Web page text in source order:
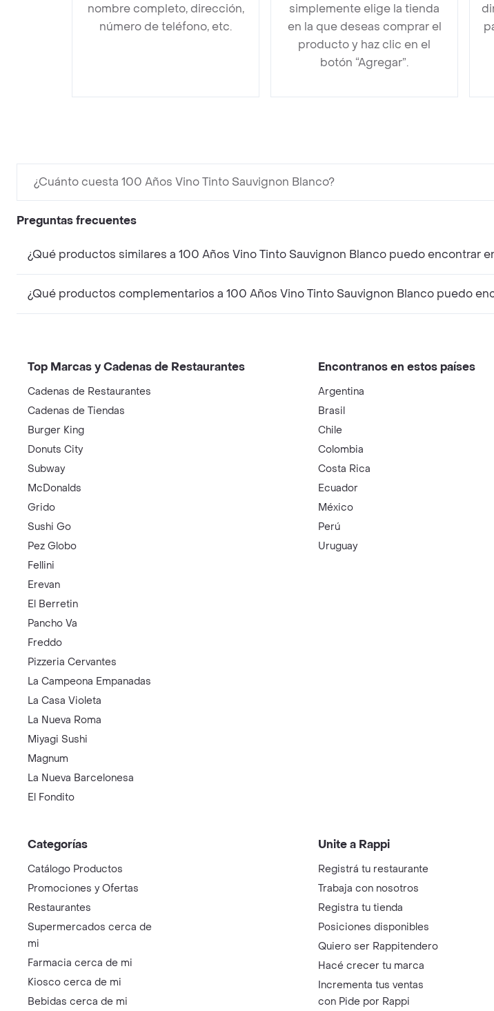
nombre completo, dirección,
número de teléfono, etc.
simplemente elige la tienda
en la que deseas comprar el
producto y haz clic en el
botón “Agregar”.
¿Cuánto cuesta 100 Años Vino Tinto Sauvignon Blanco?
Preguntas frecuentes
¿Qué productos similares a 100 Años Vino Tinto Sauvignon Blanco puedo encontrar
¿Qué productos complementarios a 100 Años Vino Tinto Sauvignon Blanco puedo
Top Marcas y Cadenas de Restaurantes
Cadenas de Restaurantes
Cadenas de Tiendas
Burger King
Donuts City
Subway
McDonalds
Grido
Sushi Go
Pez Globo
Fellini
Erevan
El Berretin
Pancho Va
Freddo
Pizzeria Cervantes
La Campeona Empanadas
La Casa Violeta
La Nueva Roma
Miyagi Sushi
Magnum
La Nueva Barcelonesa
El Fondito
Encontranos en estos países
Argentina
Brasil
Chile
Colombia
Costa Rica
Ecuador
México
Perú
Uruguay
Categorías
Catálogo Productos
Promociones y Ofertas
Restaurantes
Supermercados cerca de
mi
Farmacia cerca de mi
Kiosco cerca de mi
Bebidas cerca de mi
Unite a Rappi
Registrá tu restaurante
Trabaja con nosotros
Registra tu tienda
Posiciones disponibles
Quiero ser Rappitendero
Hacé crecer tu marca
Incrementa tus ventas
con Pide por Rappi